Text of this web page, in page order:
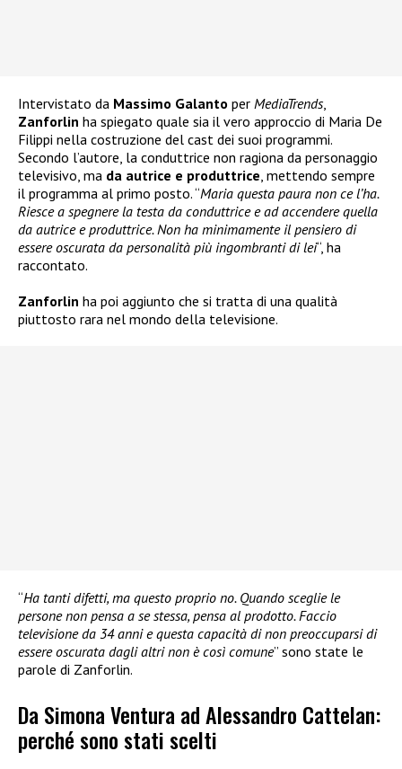
Intervistato da Massimo Galanto per MediaTrends,
Zanforlin ha spiegato quale sia il vero approccio di Maria De
Filippi nella costruzione del cast dei suoi programmi.
Secondo l’autore, la conduttrice non ragiona da personaggio
televisivo, ma da autrice e produttrice , mettendo sempre
il programma al primo posto. “Maria questa paura non ce l’ha.
Riesce a spegnere la testa da conduttrice e ad accendere quella
da autrice e produttrice. Non ha minimamente il pensiero di
essere oscurata da personalità più ingombranti di lei“, ha
raccontato.
Zanforlin ha poi aggiunto che si tratta di una qualità
piuttosto rara nel mondo della televisione.
“Ha tanti difetti, ma questo proprio no. Quando sceglie le
persone non pensa a se stessa, pensa al prodotto. Faccio
televisione da 34 anni e questa capacità di non preoccuparsi di
essere oscurata dagli altri non è così comune” sono state le
parole di Zanforlin.
Da Simona Ventura ad Alessandro Cattelan:
perché sono stati scelti